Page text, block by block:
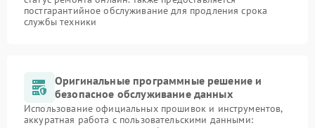
постгарантийное обслуживание для продления срока
службы техники
Оригинальные программные решение и
безопасное обслуживание данных
Использование официальных прошивок и инструментов,
аккуратная работа с пользовательскими данными: